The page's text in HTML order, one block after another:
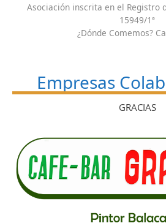
Asociación inscrita en el Registro
15949/1ª
¿Dónde Comemos?
Empresas
GRACIAS